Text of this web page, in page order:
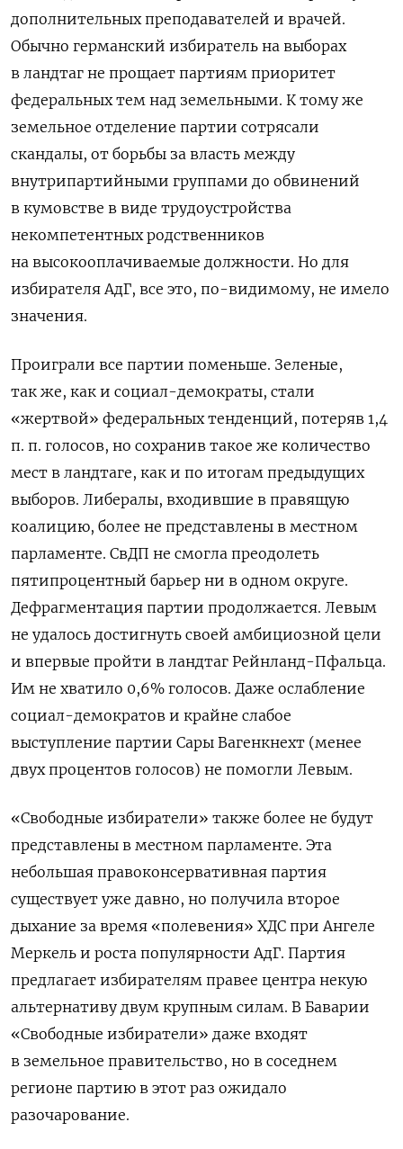
дополнительных преподавателей и врачей.
Обычно германский избиратель на выборах
в ландтаг не прощает партиям приоритет
федеральных тем над земельными. К тому же
земельное отделение партии сотрясали
скандалы, от борьбы за власть между
внутрипартийными группами до обвинений
в кумовстве в виде трудоустройства
некомпетентных родственников
на высокооплачиваемые должности. Но для
избирателя АдГ, все это, по-видимому, не имело
значения.
Проиграли все партии поменьше. Зеленые,
так же, как и социал-демократы, стали
«жертвой» федеральных тенденций, потеряв 1,4
п. п. голосов, но сохранив такое же количество
мест в ландтаге, как и по итогам предыдущих
выборов. Либералы, входившие в правящую
коалицию, более не представлены в местном
парламенте. СвДП не смогла преодолеть
пятипроцентный барьер ни в одном округе.
Дефрагментация партии продолжается. Левым
не удалось достигнуть своей амбициозной цели
и впервые пройти в ландтаг Рейнланд-Пфальца.
Им не хватило 0,6% голосов. Даже ослабление
социал-демократов и крайне слабое
выступление партии Сары Вагенкнехт (менее
двух процентов голосов) не помогли Левым.
«Свободные избиратели» также более не будут
представлены в местном парламенте. Эта
небольшая правоконсервативная партия
существует уже давно, но получила второе
дыхание за время «полевения» ХДС при Ангеле
Меркель и роста популярности АдГ. Партия
предлагает избирателям правее центра некую
альтернативу двум крупным силам. В Баварии
«Свободные избиратели» даже входят
в земельное правительство, но в соседнем
регионе партию в этот раз ожидало
разочарование.